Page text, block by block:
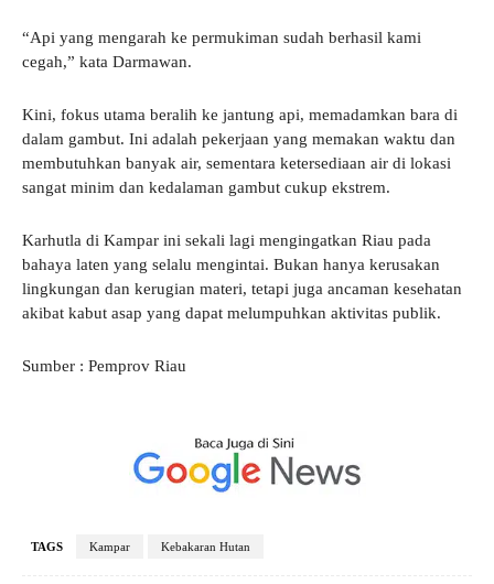
“Api yang mengarah ke permukiman sudah berhasil kami
cegah,” kata Darmawan.
Kini, fokus utama beralih ke jantung api, memadamkan bara di
dalam gambut. Ini adalah pekerjaan yang memakan waktu dan
membutuhkan banyak air, sementara ketersediaan air di lokasi
sangat minim dan kedalaman gambut cukup ekstrem.
Karhutla di Kampar ini sekali lagi mengingatkan Riau pada
bahaya laten yang selalu mengintai. Bukan hanya kerusakan
lingkungan dan kerugian materi, tetapi juga ancaman kesehatan
akibat kabut asap yang dapat melumpuhkan aktivitas publik.
Sumber : Pemprov Riau
TAGS Kampar Kebakaran Hutan